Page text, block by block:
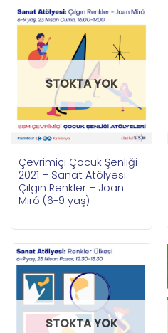
STOKTA YOK
Çevrimiçi Çocuk Şenliği
2021 – Sanat Atölyesi:
Çılgın Renkler – Joan
Miró (6-9 yaş)
STOKTA YOK